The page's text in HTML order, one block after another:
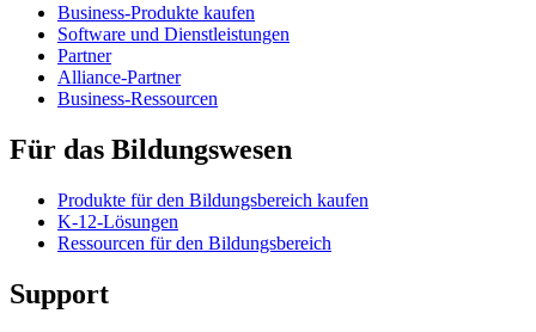
Business-Produkte kaufen
Software und Dienstleistungen
Partner
Alliance-Partner
Business-Ressourcen
Für das Bildungswesen
Produkte für den Bildungsbereich kaufen
K-12-Lösungen
Ressourcen für den Bildungsbereich
Support